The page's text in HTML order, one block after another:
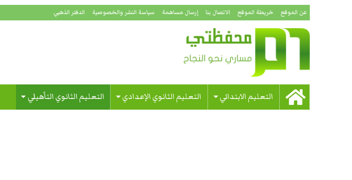
عن الموقع خريطة الموقع الاتصال بنا إرسال مساهمة سياسة النشر والخصوصية الدفتر الذهبي
التعليم الابتدائي التعليم الثانوي الإعدادي التعليم الثانوي التأهيلي